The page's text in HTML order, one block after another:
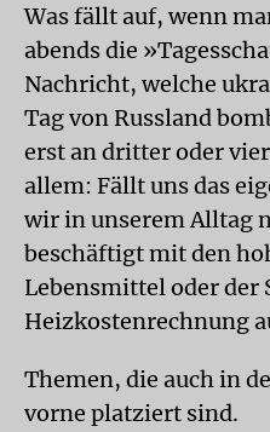
Was fällt auf, wenn
abends die
Nachricht, welche
Tag von Russland
erst an dritter oder
allem: Fällt uns das
wir in unserem Alltag
beschäftigt mit den
Lebensmittel oder der
Heizkostenrechnung
Themen, die auch in
vorne platziert sind.